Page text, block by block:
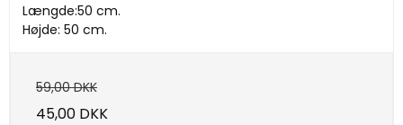
Længde:50 cm.
Højde: 50 cm.
59,00 DKK
45,00 DKK